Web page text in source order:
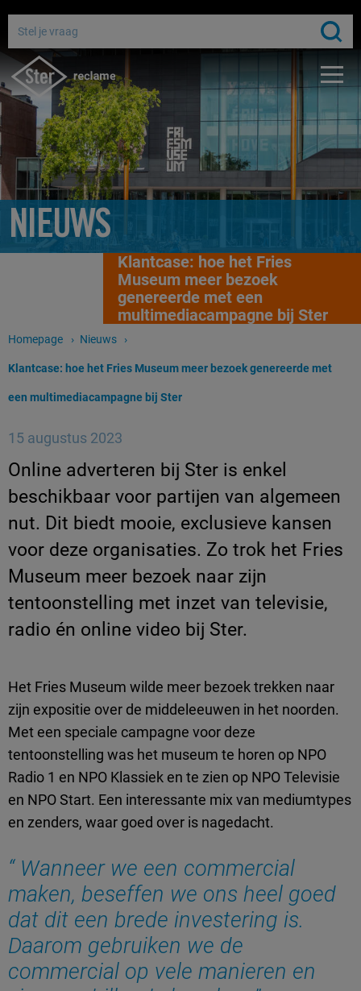
Bereik miljoenen Nederlanders
Adverteren bij de publieke omroep
Gratis media-advies
NIEUWS
Klantcase: hoe het Fries
Museum meer bezoek
genereerde met een
multimediacampagne bij Ster
Homepage Nieuws
Huidige pagina:
Klantcase: hoe het Fries Museum meer bezoek genereerde met
een multimediacampagne bij Ster
15 augustus 2023
Online adverteren bij Ster is enkel
beschikbaar voor partijen van algemeen
nut. Dit biedt mooie, exclusieve kansen
voor deze organisaties. Zo trok het Fries
Museum meer bezoek naar zijn
tentoonstelling met inzet van televisie,
radio én online video bij Ster.
Het Fries Museum wilde meer bezoek trekken naar
zijn expositie over de middeleeuwen in het noorden.
Met een speciale campagne voor deze
tentoonstelling was het museum te horen op NPO
Radio 1 en NPO Klassiek en te zien op NPO Televisie
en NPO Start. Een interessante mix van mediumtypes
en zenders, waar goed over is nagedacht.
Wanneer we een commercial
maken, beseffen we ons heel goed
dat dit een brede investering is.
Daarom gebruiken we de
commercial op vele manieren en